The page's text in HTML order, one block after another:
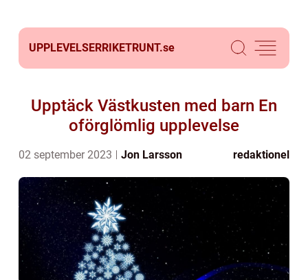
UPPLEVELSERRIKETRUNT.se
Upptäck Västkusten med barn En
oförglömlig upplevelse
02 september 2023 Jon Larsson redaktionel